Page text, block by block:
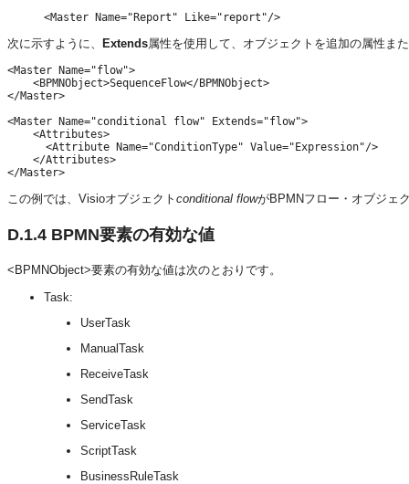
次に示すように、 Extends属性を使用して、オブジェクトを追加の属性ま
<Master Name="flow">
    <BPMNObject>SequenceFlow</BPMNObject>
</Master>
<Master Name="conditional flow" Extends="flow">
    <Attributes>
      <Attribute Name="ConditionType" Value="Expression"/>
    </Attributes>
この例では、Visioオブジェクト conditional flowがBPMNフロー・オブジェ
D.1.4 BPMN要素の有効な値
<BPMNObject>要素の有効な値は次のとおりです。
Task:
UserTask
ManualTask
ReceiveTask
SendTask
ServiceTask
ScriptTask
BusinessRuleTask